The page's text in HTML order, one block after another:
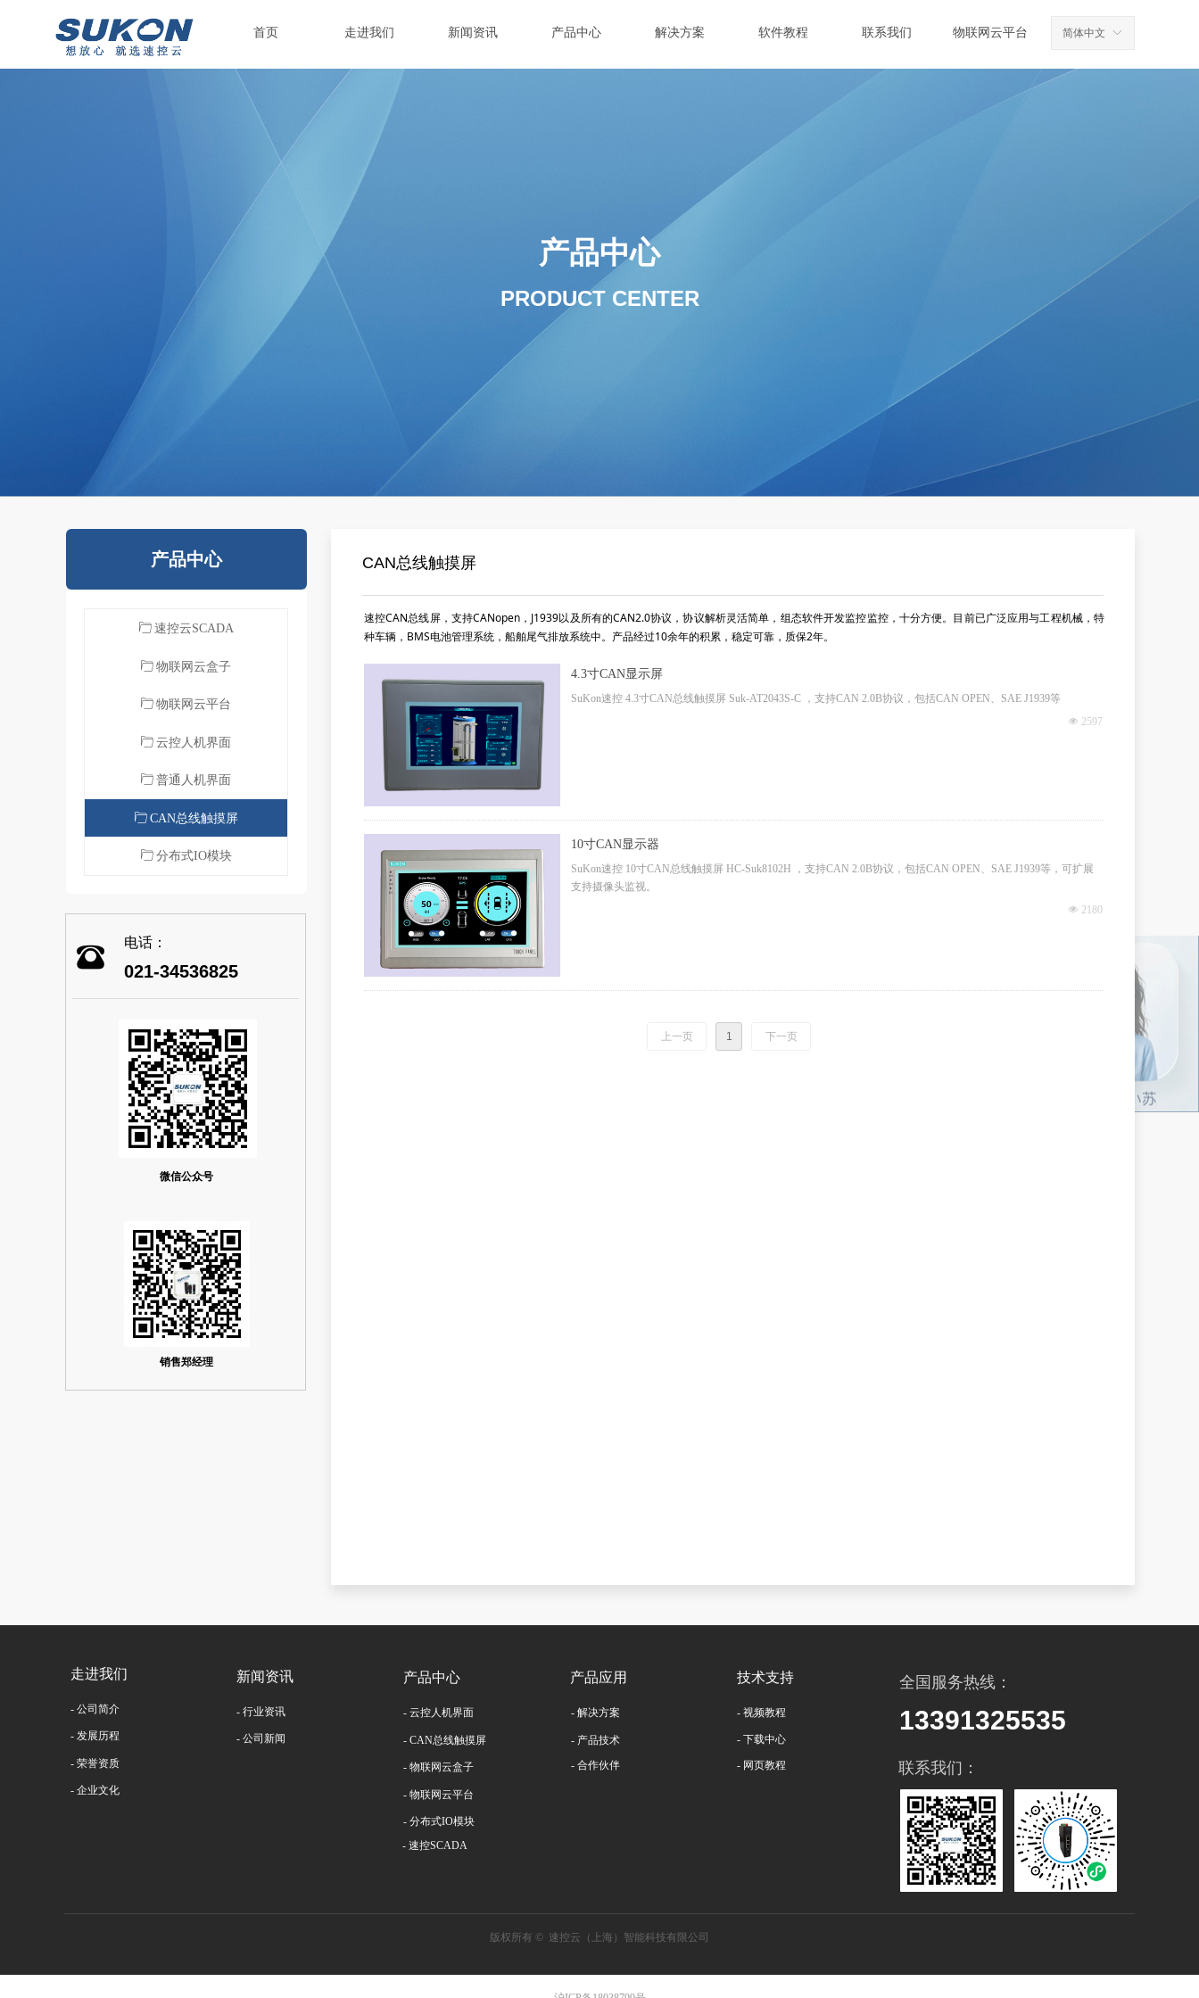
首页 走进我们 新闻资讯 产品中心 解决方案 软件教程 联系我们 物联网云平台 ꀅ
简体中文
产品中心
ꄁ 速控云SCADA
ꄁ 物联网云盒子
ꄁ 物联网云平台
ꄁ 云控人机界面
ꄁ 普通人机界面
ꄁ CAN总线触摸屏
ꄁ 分布式IO模块
CAN总线触摸屏
速控CAN总线屏，支持CANopen，J1939以及所有的CAN2.0协议，协议解析灵活简单，组态软件开发监控监控，十分方便。目前已广泛应用与工程机械，特
种车辆，BMS电池管理系统，船舶尾气排放系统中。产品经过10余年的积累，稳定可靠，质保2年。
4.3寸CAN显示屏
SuKon速控 4.3寸CAN总线触摸屏 Suk-AT2043S-C ，支持CAN 2.0B协议，包括CAN OPEN、SAE J1939等
넶 2597
10寸CAN显示器
SuKon速控 10寸CAN总线触摸屏 HC-Suk8102H ，支持CAN 2.0B协议，包括CAN OPEN、SAE J1939等，可扩展
支持摄像头监视。
넶 2180
上一页 1 下一页
电话：
021-34536825
微信公众号
销售郑经理
产品中心
PRODUCT CENTER
走进我们
- 公司简介
- 发展历程
- 荣誉资质
- 企业文化
新闻资讯
- 行业资讯
- 公司新闻
产品中心
- 云控人机界面
- CAN总线触摸屏
- 物联网云盒子
- 物联网云平台
- 分布式IO模块
产品应用
- 解决方案
- 合作伙伴
技术支持
- 视频教程
- 下载中心
全国服务热线：
13391325535
联系我们：
版权所有 © 速控云（上海）智能科技有限公司
- 网页教程
- 产品技术
- 速控SCADA